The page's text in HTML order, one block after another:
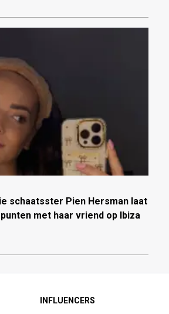
schaatsster Pien Hersman laat
met haar vriend op Ibiza
INFLUENCERS